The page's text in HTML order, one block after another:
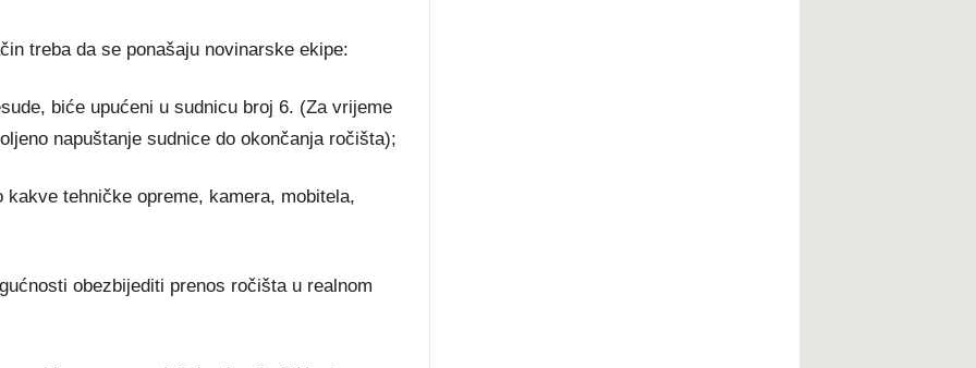
treba da se ponašaju novinarske ekipe:
biće upućeni u sudnicu broj 6. (Za vrijeme
napuštanje sudnice do okončanja ročišta);
kakve tehničke opreme, kamera, mobitela,
obezbijediti prenos ročišta u realnom